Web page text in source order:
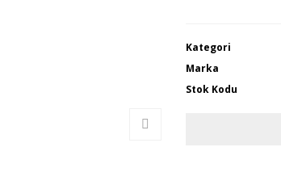
Kategori
Marka
Stok Kodu